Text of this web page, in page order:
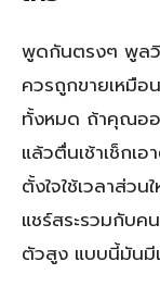
พูดกันตรงๆ พูลวิ
ควรถูกขายเหมื
ทั้งหมด ถ้าคุณอ
แล้วตื่นเช้าเช็กเ
ตั้งใจใช้เวลาส่ว
แชร์สระรวมกับค
ตัวสูง แบบนี้มันมี